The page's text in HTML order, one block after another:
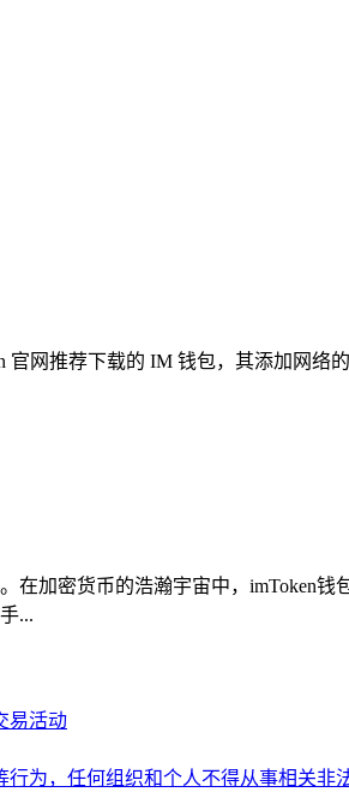
网推荐下载的 IM 钱包，其添加网络
加密货币的浩瀚宇宙中，imToken
...
易活动
为，任何组织和个人不得从事相关非